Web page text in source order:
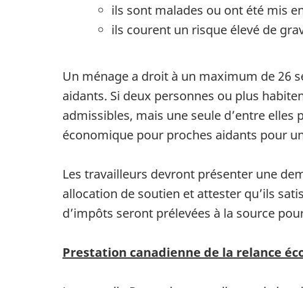
ils sont malades ou ont été mis
ils courent un risque élevé de
Un ménage a droit à un maximum de 26
aidants. Si deux personnes ou plus
admissibles, mais une seule d’entre
économique pour proches aidants pour
Les travailleurs devront présenter une
allocation de soutien et attester qu’ils
d’impôts seront prélevées à la source
Prestation canadienne de la relance